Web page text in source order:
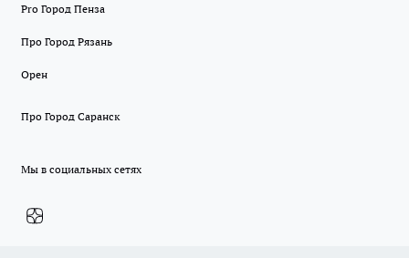
Pro Город Пенза
Про Город Рязань
Орен
Про Город Саранск
Мы в социальных сетях